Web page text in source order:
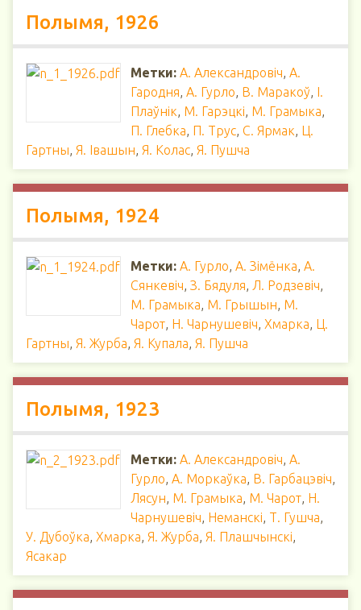
Полымя, 1926
Метки: А. Александровіч, А.
Гародня, А. Гурло, В. Маракоў, І.
Плаўнік, М. Гарэцкі, М. Грамыка,
П. Глебка, П. Трус, С. Ярмак, Ц.
Гартны, Я. Івашын, Я. Колас, Я. Пушча
Полымя, 1924
Метки: А. Гурло, А. Зімёнка, А.
Сянкевіч, З. Бядуля, Л. Родзевіч,
М. Грамыка, М. Грышын, М.
Чарот, Н. Чарнушевіч, Хмарка, Ц.
Гартны, Я. Журба, Я. Купала, Я. Пушча
Полымя, 1923
Метки: А. Александровіч, А.
Гурло, А. Моркаўка, В. Гарбацэвіч,
Лясун, М. Грамыка, М. Чарот, Н.
Чарнушевіч, Неманскі, Т. Гушча,
У. Дубоўка, Хмарка, Я. Журба, Я. Плашчынскі,
Ясакар